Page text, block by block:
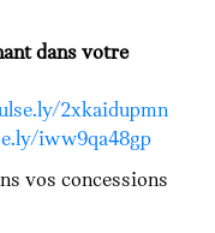
dans votre
2xkaidupmn
iww9qa48gp
vos concessions